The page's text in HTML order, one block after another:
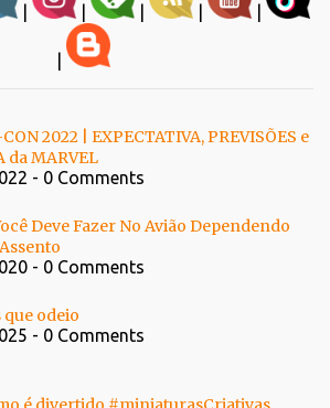
| | | | |
2022 | EXPECTATIVA, PREVISÕES e
da MARVEL
- 0 Comments
Deve Fazer No Avião Dependendo
- 0 Comments
que odeio
- 0 Comments